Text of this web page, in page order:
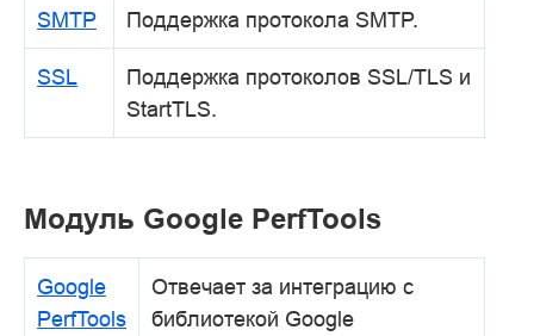
SMTP Поддержка протокола SMTP.
SSL
Поддержка протоколов SSL/TLS и
StartTLS.
Модуль Google PerfTools
Google
PerfTools
Отвечает за интеграцию с
библиотекой Google